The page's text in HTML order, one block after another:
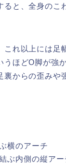
ると、全身のこ
これ以上には足
ほどO脚が強
裏からの歪みや
横のアーチ
ぶ内側の縦アー